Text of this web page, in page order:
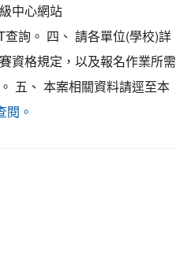
中心網站
查詢。 四、 請各單位(學校)詳
資格規定，以及報名作業所需
五、 本案相關資料請逕至本
閱。